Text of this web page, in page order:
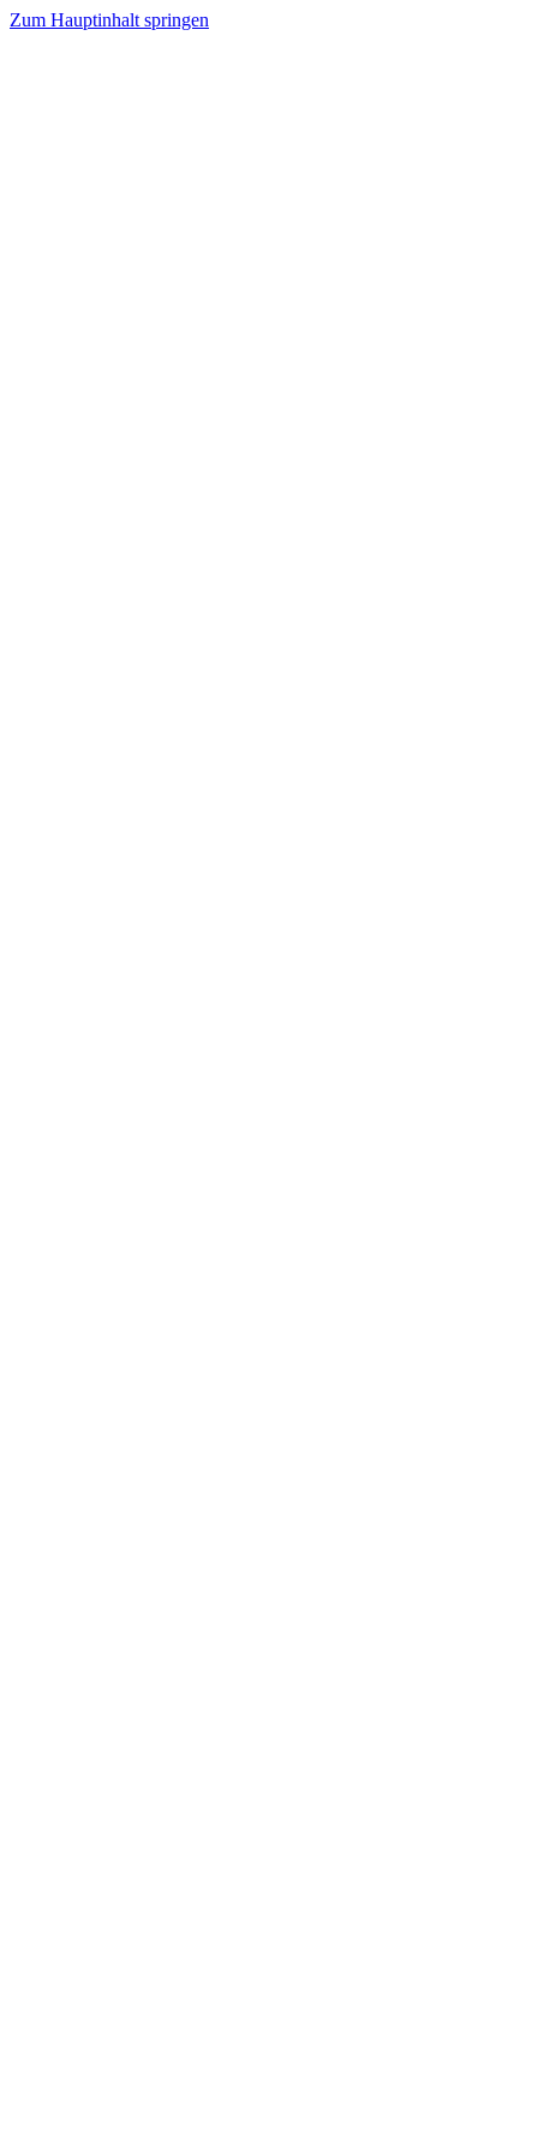
Zum Hauptinhalt springen